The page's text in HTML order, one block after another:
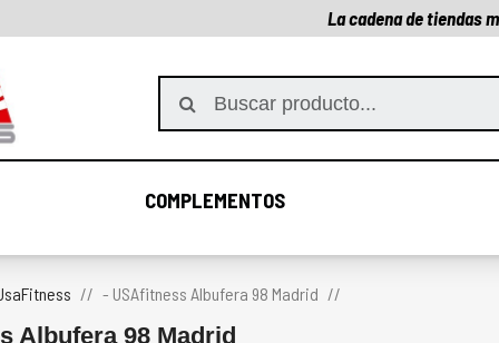
La cadena de tiendas
COMPLEMENTOSCOMPLEMENTOS
- USAfitness Albufera 98 Madrid
Albufera 98 Madrid